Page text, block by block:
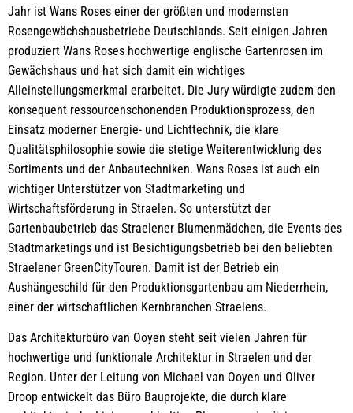
Jahr ist Wans Roses einer der größten und modernsten
Rosengewächshausbetriebe Deutschlands. Seit einigen Jahren
produziert Wans Roses hochwertige englische Gartenrosen im
Gewächshaus und hat sich damit ein wichtiges
Alleinstellungsmerkmal erarbeitet. Die Jury würdigte zudem den
konsequent ressourcenschonenden Produktionsprozess, den
Einsatz moderner Energie- und Lichttechnik, die klare
Qualitätsphilosophie sowie die stetige Weiterentwicklung des
Sortiments und der Anbautechniken. Wans Roses ist auch ein
wichtiger Unterstützer von Stadtmarketing und
Wirtschaftsförderung in Straelen. So unterstützt der
Gartenbaubetrieb das Straelener Blumenmädchen, die Events des
Stadtmarketings und ist Besichtigungsbetrieb bei den beliebten
Straelener GreenCityTouren. Damit ist der Betrieb ein
Aushängeschild für den Produktionsgartenbau am Niederrhein,
einer der wirtschaftlichen Kernbranchen Straelens.
Das Architekturbüro van Ooyen steht seit vielen Jahren für
hochwertige und funktionale Architektur in Straelen und der
Region. Unter der Leitung von Michael van Ooyen und Oliver
Droop entwickelt das Büro Bauprojekte, die durch klare